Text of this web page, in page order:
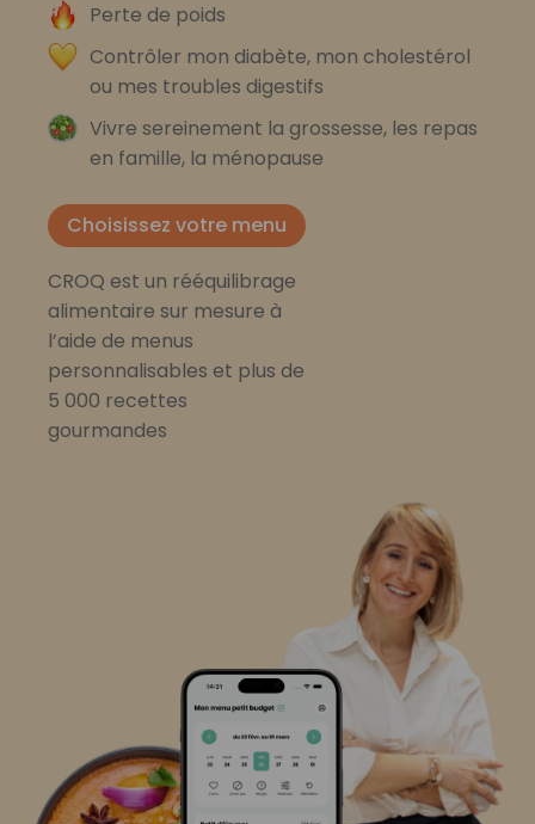
Perte de poids
Contrôler mon diabète, mon cholestérol
ou mes troubles digestifs
Vivre sereinement la grossesse, les repas
en famille, la ménopause
Choisissez votre menu
CROQ est un rééquilibrage
alimentaire sur mesure à
l’aide de menus
personnalisables et plus de
5 000 recettes
gourmandes